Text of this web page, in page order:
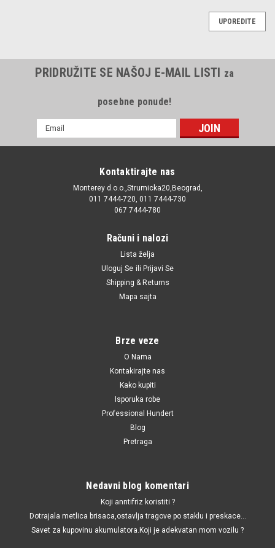
1H0498201 / 30938331 / 760039 / 1J0498201H / 4B0498201 /
4B0498201SK / 7M3498201D / 7M3498201H / 893498201A / 893498201B
Ibiza,Alhambra,Cordoba,VW Passat,Golf
3/4,Bora,Beetle,Sharan,Skoda Superb,Octavia
Manzetna poluosovine Audi 80,100,A8,A6,A4,A3,Seat
Ibiza,Alhambra,Cordoba,VW Passat,Golf 3, Golf
4,Bora,Beetle,Sharan,Skoda Superb,Octavia 21 x 82 x 88 mm
DODAJ U KORPU
UPOREDITE
PRIDRUŽITE SE NAŠOJ E-MAIL LISTI za
posebne ponude!
mail
Kontaktirajte nas
Monterey d.o.o.,Strumicka20,Beograd,
011 7444-720, 011 7444-730
067 7444-780
Računi i nalozi
Lista želja
Uloguj Se ili Prijavi Se
Shipping & Returns
Mapa sajta
Brze veze
O Nama
Kontakirajte nas
Kako kupiti
Isporuka robe
Professional Hundert
Blog
Pretraga
Nedavni blog komentari
Koji anntifriz koristiti ?
Dotrajala metlica brisaca,ostavlja tragove po staklu i preskace...
Savet za kupovinu akumulatora.Koji je adekvatan mom vozilu ?